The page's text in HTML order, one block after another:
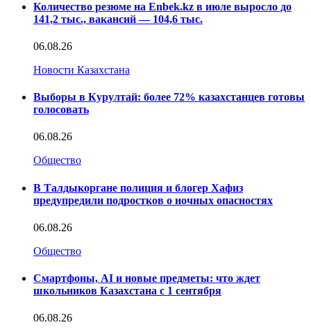
Количество резюме на Enbek.kz в июле выросло до
141,2 тыс., вакансий — 104,6 тыс.
06.08.26
Новости Казахстана
Выборы в Курултай: более 72% казахстанцев готовы
голосовать
06.08.26
Общество
В Талдыкоргане полиция и блогер Хафиз
предупредили подростков о ночных опасностях
06.08.26
Общество
Смартфоны, AI и новые предметы: что ждет
школьников Казахстана с 1 сентября
06.08.26